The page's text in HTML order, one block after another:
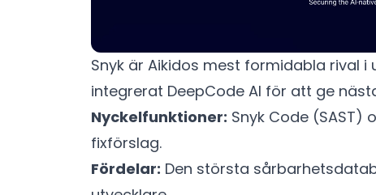
Snyk är Aikidos mest formidabla rival
integrerat DeepCode AI för att ge
Nyckelfunktioner: Snyk Code (SAST)
fixförslag.
Fördelar: Den största